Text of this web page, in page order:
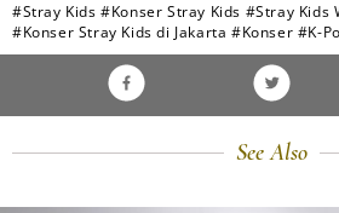
#Stray Kids #Konser Stray Kids #Stray Kids
#Konser Stray Kids di Jakarta #Konser #K-
See Also